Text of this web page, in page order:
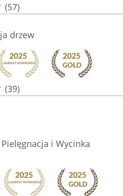
(57)
drzew
(39)
i Wycinka